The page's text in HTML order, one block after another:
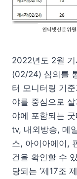
2022년도 2월
(02/24) 심의를
터 모니터링 기
야를 중심으로
야에 포함되는
tv, 내외방송, 데
스, 아이아에이,
건을 확인할 수
당되는 ‘제17조